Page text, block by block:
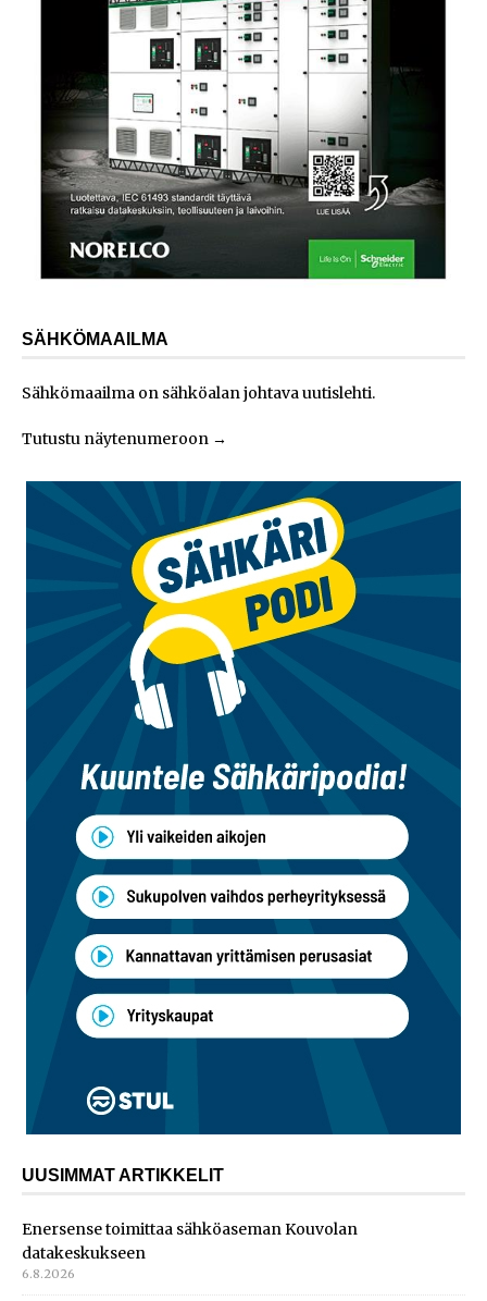
SÄHKÖMAAILMA
Sähkömaailma on sähköalan johtava uutislehti.
Tutustu näytenumeroon →
UUSIMMAT ARTIKKELIT
Enersense toimittaa sähköaseman Kouvolan
datakeskukseen
6.8.2026